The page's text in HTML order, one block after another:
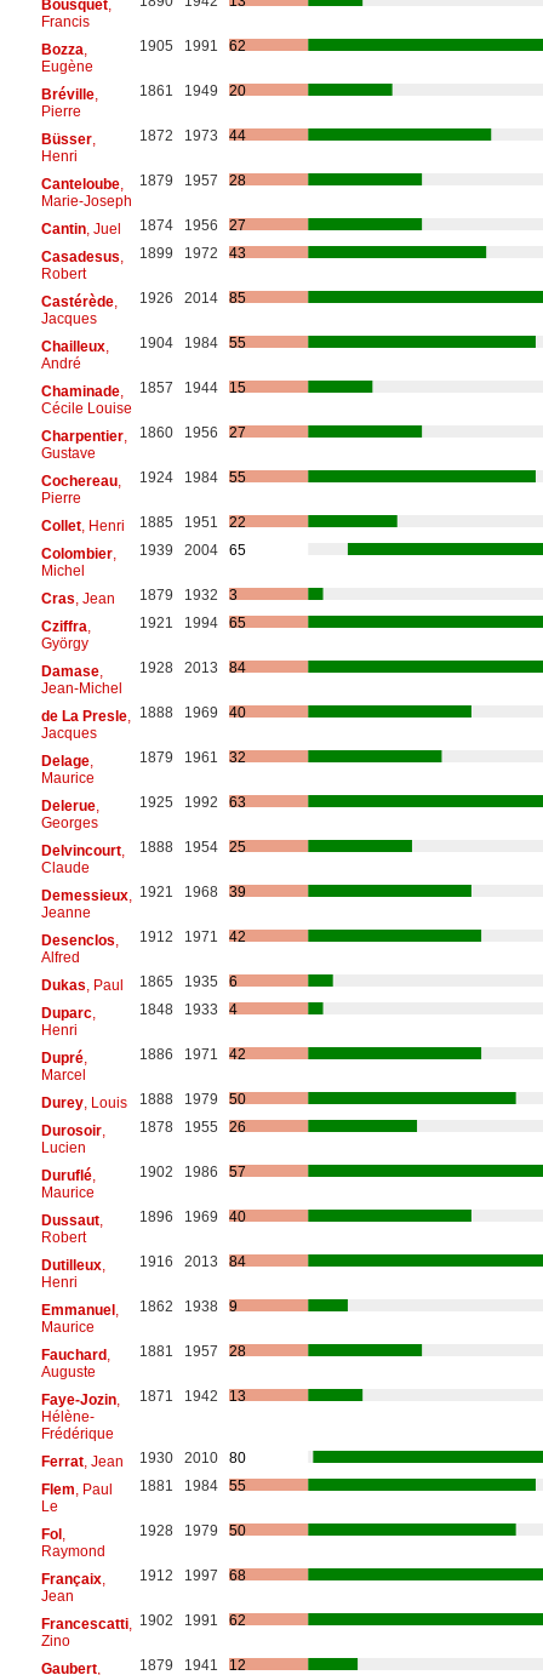
Bousquet,
Francis
Bozza
Eugène
1905 1991 62
Bréville,
Pierre
1861 1949 20
Büsser,
Henri
1872 1973 44
Canteloube,
Marie-Joseph
1879 1957 28
Cantin, Juel 1874 1956
27
Casadesus
Robert
1899 1972 43
Castérède,
Jacques
1926 2014 85
Chailleux,
André
1904 1984 55
Chaminade,
Cécile Louise
1857 1944 15
Charpentier,
Gustave
1860 1956 27
Cochereau,
Pierre
1924 1984 55
Collet, Henri 1885 1951
22
Colombier,
Michel
1939 2004 65
Cras , Jean 1879 1932
3
Cziffra
György
1921 1994 65
Damase,
Jean-Michel
1928 2013 84
de La Presle,
Jacques
1888 1969 40
Delage,
Maurice
1879 1961 32
Delerue,
Georges
1925 1992 63
Delvincourt,
Claude
1888 1954 25
Demessieux,
Jeanne
1921 1968 39
Desenclos
Alfred
1912 1971 42
Dukas , Paul 1865 1935
6
Duparc,
Henri
1848 1933 4
Dupré,
Marcel
1886 1971 42
Durey, Louis 1888 1979
50
Durosoir,
Lucien
1878 1955 26
Duruflé,
Maurice
1902 1986 57
Dussaut,
Robert
1896 1969 40
Dutilleux,
Henri
1916 2013 84
Emmanuel,
Maurice
1862 1938 9
Fauchard,
Auguste
1881 1957 28
Faye-Jozin,
Hélène-
Frédérique
1871 1942 13
Ferrat, Jean 1930 2010
80
Flem , Paul
Le
1881 1984 55
Fol,
Raymond
1928 1979 50
Françaix,
Jean
1912 1997 68
Francescatti,
Zino
1902 1991 62
Gaubert, 1879 1941 12